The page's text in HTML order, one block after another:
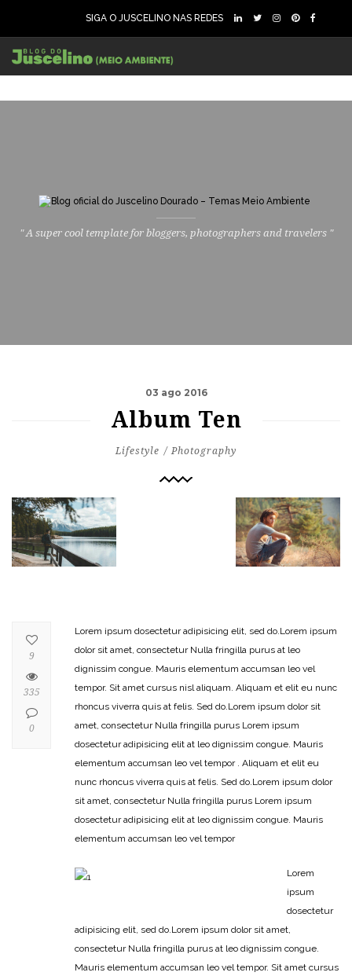
SIGA O JUSCELINO NAS REDES
" A super cool template for bloggers, photographers and travelers "
03 ago 2016
Album Ten
Lifestyle Photography
Lorem ipsum dosectetur adipisicing elit, sed do.Lorem ipsum
dolor sit amet, consectetur Nulla fringilla purus at leo
dignissim congue. Mauris elementum accumsan leo vel
tempor. Sit amet cursus nisl aliquam. Aliquam et elit eu nunc
rhoncus viverra quis at felis. Sed do.Lorem ipsum dolor sit
amet, consectetur Nulla fringilla purus Lorem ipsum
dosectetur adipisicing elit at leo dignissim congue. Mauris
elementum accumsan leo vel tempor . Aliquam et elit eu
nunc rhoncus viverra quis at felis. Sed do.Lorem ipsum dolor
sit amet, consectetur Nulla fringilla purus Lorem ipsum
dosectetur adipisicing elit at leo dignissim congue. Mauris
elementum accumsan leo vel tempor
Lorem
ipsum
dosectetur
adipisicing elit, sed do.Lorem ipsum dolor sit amet,
consectetur Nulla fringilla purus at leo dignissim congue.
Mauris elementum accumsan leo vel tempor. Sit amet cursus
9
335
0